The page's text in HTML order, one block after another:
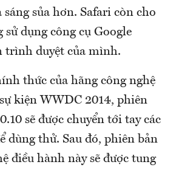
sủa hơn. Safari còn cho
sử dụng công cụ Google
trình duyệt của mình.
thức của hãng công nghệ
kiện WWDC 2014, phiên
sẽ được chuyển tới tay các
dùng thử. Sau đó, phiên bản
điều hành này sẽ được tung